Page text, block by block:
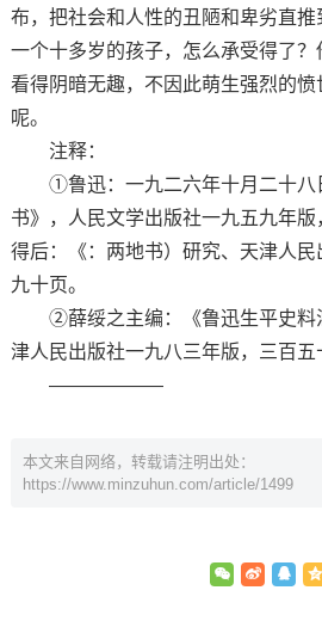
布，把社会和人性的丑陋和卑劣直推
一个十多岁的孩子，怎么承受得了
看得阴暗无趣，不因此萌生强烈的
呢。
注释：
①鲁迅：一九二六年十月二十八
书》，人民文学出版社一九五九年
得后：《：两地书）研究、天津人民
九十页。
②薛绥之主编：《鲁迅生平史料
津人民出版社一九八三年版，三百五
——————
本文来自网络，转载请注明出处：
https://www.minzuhun.com/article/1499